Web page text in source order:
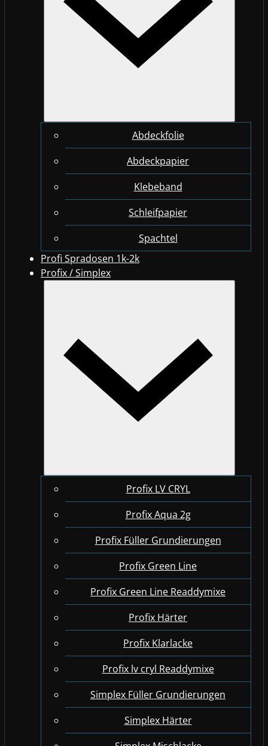
Abdeckfolie
Abdeckpapier
Klebeband
Schleifpapier
Spachtel
Profi Spradosen 1k-2k
Profix / Simplex
Profix LV CRYL
Profix Aqua 2g
Profix Füller Grundierungen
Profix Green Line
Profix Green Line Readdymixe
Profix Härter
Profix Klarlacke
Profix lv cryl Readdymixe
Simplex Füller Grundierungen
Simplex Härter